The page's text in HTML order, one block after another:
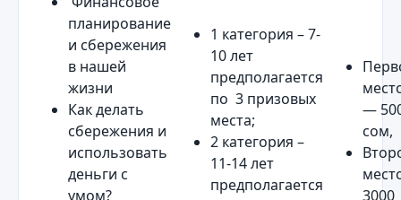
планирование
и сбережения
в нашей
жизни
Как делать
сбережения и
использовать
деньги с
умом?
1 категория – 7-
10 лет
предполагается
по 3 призовых
места;
2 категория –
11-14 лет
предполагается
—
сом,
3000